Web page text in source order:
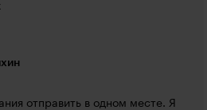
отправить в одном месте. Я